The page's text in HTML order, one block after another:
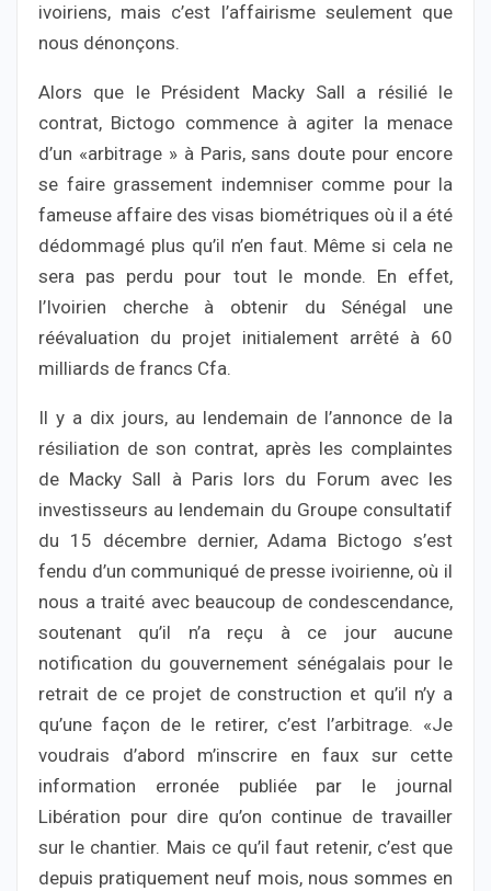
ivoiriens, mais c’est l’affairisme seulement que
nous dénonçons.
Alors que le Président Macky Sall a résilié le
contrat, Bictogo commence à agiter la menace
d’un «arbitrage » à Paris, sans doute pour encore
se faire grassement indemniser comme pour la
fameuse affaire des visas biométriques où il a été
dédommagé plus qu’il n’en faut. Même si cela ne
sera pas perdu pour tout le monde. En effet,
l’Ivoirien cherche à obtenir du Sénégal une
réévaluation du projet initialement arrêté à 60
milliards de francs Cfa.
Il y a dix jours, au lendemain de l’annonce de la
résiliation de son contrat, après les complaintes
de Macky Sall à Paris lors du Forum avec les
investisseurs au lendemain du Groupe consultatif
du 15 décembre dernier, Adama Bictogo s’est
fendu d’un communiqué de presse ivoirienne, où il
nous a traité avec beaucoup de condescendance,
soutenant qu’il n’a reçu à ce jour aucune
notification du gouvernement sénégalais pour le
retrait de ce projet de construction et qu’il n’y a
qu’une façon de le retirer, c’est l’arbitrage. «Je
voudrais d’abord m’inscrire en faux sur cette
information erronée publiée par le journal
Libération pour dire qu’on continue de travailler
sur le chantier. Mais ce qu’il faut retenir, c’est que
depuis pratiquement neuf mois, nous sommes en